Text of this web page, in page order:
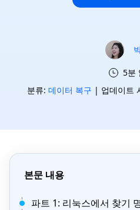
5분
분류: 데이터 복구 | 업데이트
본문 내용
파트 1: 리눅스에서 찾기